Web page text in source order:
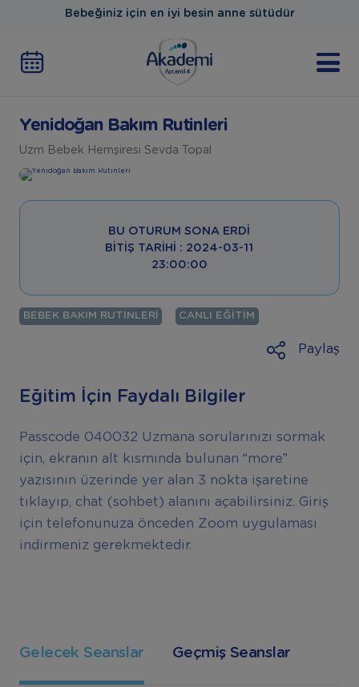
Bebeğiniz için en iyi besin anne sütüdür
Yenidoğan Bakım Rutinleri
Uzm Bebek Hemşiresi Sevda Topal
BU OTURUM SONA ERDI
BITIŞ TARIHI : 2024-03-11
23:00:00
BEBEK BAKIM RUTINLERI CANLI EĞITIM
Paylaş
Eğitim İçin Faydalı Bilgiler
Passcode 040032 Uzmana sorularınızı sormak
için, ekranın alt kısmında bulunan “more”
yazısının üzerinde yer alan 3 nokta işaretine
tıklayıp, chat (sohbet) alanını açabilirsiniz. Giriş
için telefonunuza önceden Zoom uygulaması
indirmeniz gerekmektedir.
Gelecek Seanslar Geçmiş Seanslar